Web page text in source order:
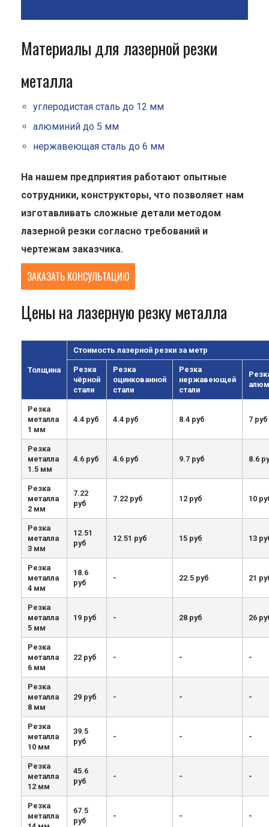
Материалы для лазерной резки
металла
углеродистая сталь до 12 мм
алюминий до 5 мм
нержавеющая сталь до 6 мм
На нашем предприятия работают опытные
сотрудники, конструкторы, что позволяет нам
изготавливать сложные детали методом
лазерной резки согласно требований и
чертежам заказчика.
ЗАКАЗАТЬ КОНСУЛЬТАЦИЮ
Цены на лазерную резку металла
Толщина
Стоимость лазерной резки за метр
Резка
чёрной
стали
Резка
оцинкованной
стали
Резка
нержавеющей
стали
Резка
металла
1 мм
4.4 руб 4.4 руб 8.4 руб 7 руб
Резка
металла
1.5 мм
4.6 руб 4.6 руб 9.7 руб 8.6
Резка
металла
2 мм
7.22
руб
7.22 руб 12 руб 10
Резка
металла
3 мм
12.51
руб
12.51 руб 15 руб 13
Резка
металла
4 мм
18.6
руб
- 22.5 руб 21
Резка
металла
5 мм
19 руб - 28 руб 26
Резка
металла
6 мм
22 руб - - -
Резка
металла
8 мм
29 руб - - -
Резка
металла
10 мм
39.5
руб
- - -
Резка
металла
12 мм
45.6
руб
- - -
Резка
металла
67.5
руб
- - -